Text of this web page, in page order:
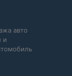
авто
и